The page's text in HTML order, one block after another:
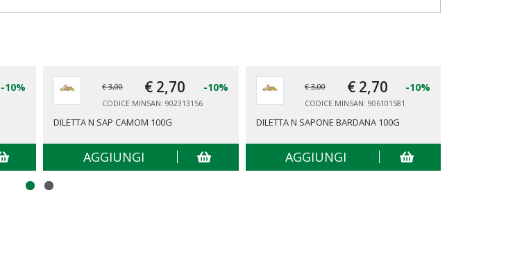
-10% € 3,00 € 2,70 -10%
CODICE MINSAN: 902313156
DILETTA N SAP CAMOM 100G
AGGIUNGI
€ 3,00 € 2,70 -10%
CODICE MINSAN: 906101581
DILETTA N SAPONE BARDANA 100G
AGGIUNGI